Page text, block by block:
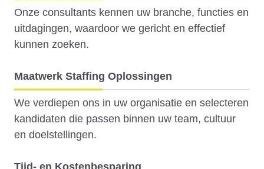
Onze consultants kennen uw branche, functies en
uitdagingen, waardoor we gericht en effectief
kunnen zoeken.
Maatwerk Staffing Oplossingen
We verdiepen ons in uw organisatie en selecteren
kandidaten die passen binnen uw team, cultuur
en doelstellingen.
Tijd- en Kostenbesparing